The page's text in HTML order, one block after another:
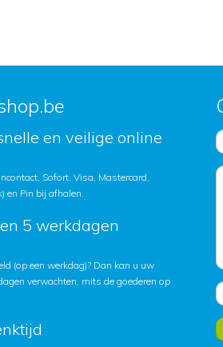
en veilige online
Sofort, Visa, Mastercard,
en Pin bij afhalen.
5 werkdagen
(op een werkdag)? Dan kan u uw
verwachten, mits de goederen op